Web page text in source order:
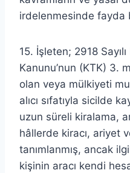
irdelenmesinde fayda
15. İşleten; 2918
Kanunu’nun (KTK) 3.
olan veya mülkiyeti
alıcı sıfatıyla sicilde
uzun süreli kiralama,
hâllerde kiracı, ariyet
tanımlanmış, ancak
kişinin aracı kendi